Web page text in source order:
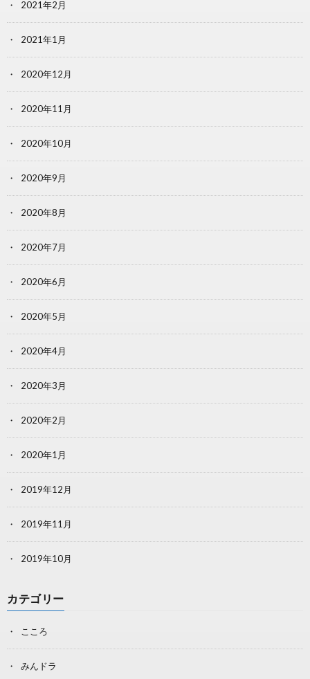
2021年2月
2021年1月
2020年12月
2020年11月
2020年10月
2020年9月
2020年8月
2020年7月
2020年6月
2020年5月
2020年4月
2020年3月
2020年2月
2020年1月
2019年12月
2019年11月
2019年10月
カテゴリー
こころ
みんドラ